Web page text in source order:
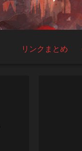
リンクまとめ